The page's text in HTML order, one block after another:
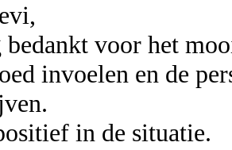
bedankt voor het
invoelen en de
in de situatie.